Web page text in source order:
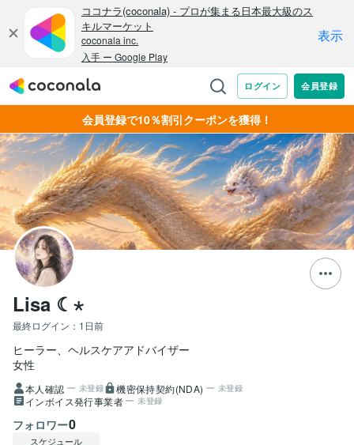
会員登録で10％割引クーポンを獲得！
Lisa ☾⋆
最終ログイン： 1日前
ヒーラー、ヘルスケアアドバイザー
女性
本人確認 未登録 機密保持契約(NDA) 未登録
インボイス発行事業者 未登録
フォロワー0
スケジュール